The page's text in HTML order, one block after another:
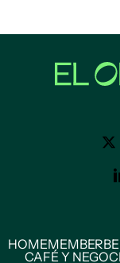
HOMEMEMBER
CAFÉ Y